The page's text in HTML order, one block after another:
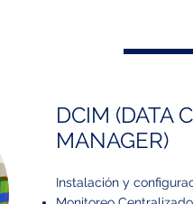
DCIM (DATA
MANAGER)
Instalación y